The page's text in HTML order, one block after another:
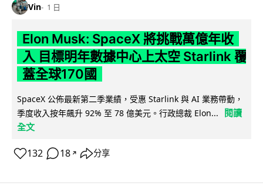
Vin 1 日
Elon Musk: SpaceX 將挑戰萬億年收
入 目標明年數據中心上太空 Starlink 覆
蓋全球170國
SpaceX 公佈最新第二季業績，受惠 Starlink 與 AI 業務帶動，
季度收入按年飆升 92% 至 78 億美元。行政總裁 Elon...
閱讀
全文
132 18 ↗ 分享